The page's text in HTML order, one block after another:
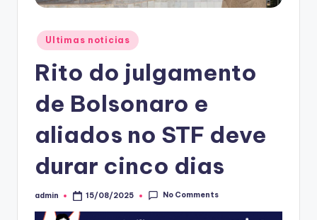
Posted
in
Ultimas noticias
Rito do julgamento
de Bolsonaro e
aliados no STF deve
durar cinco dias
Posted
admin 15/08/2025 No Comments